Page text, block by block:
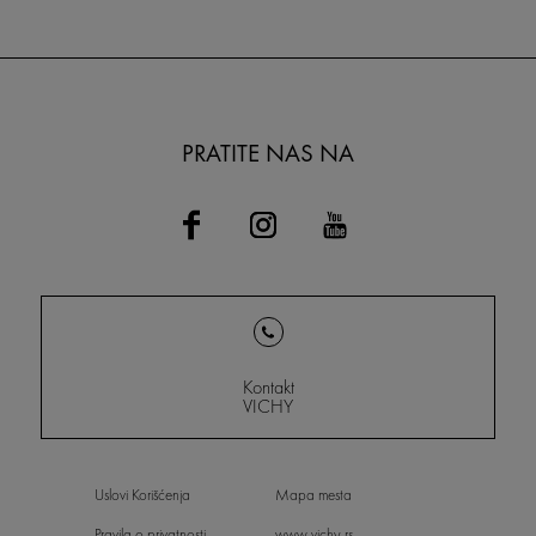
PRATITE NAS NA
Kontakt
VICHY
Uslovi Korišćenja
Mapa mesta